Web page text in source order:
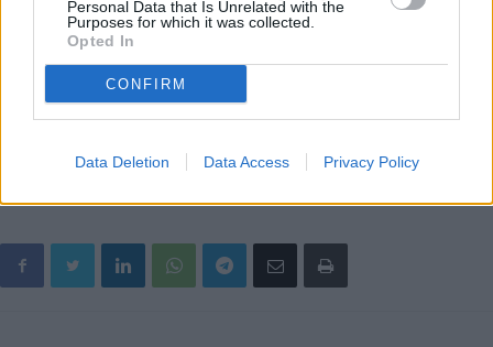
Personal Data that Is Unrelated with the
Purposes for which it was collected.
Opted In
CONFIRM
Data Deletion Data Access Privacy Policy
Al passaggio in giudicato della sentenza, la Compagnia di
Sassuolo ha quindi proceduto immediatamente a confiscare, per
un importo equivalente,
correnti bancari,quote di una società e 2 immobiliubicati a